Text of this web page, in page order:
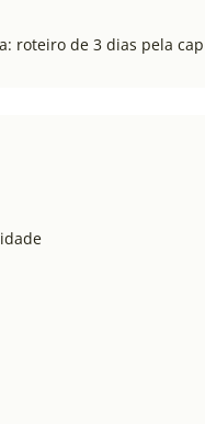
roteiro de 3 dias pela